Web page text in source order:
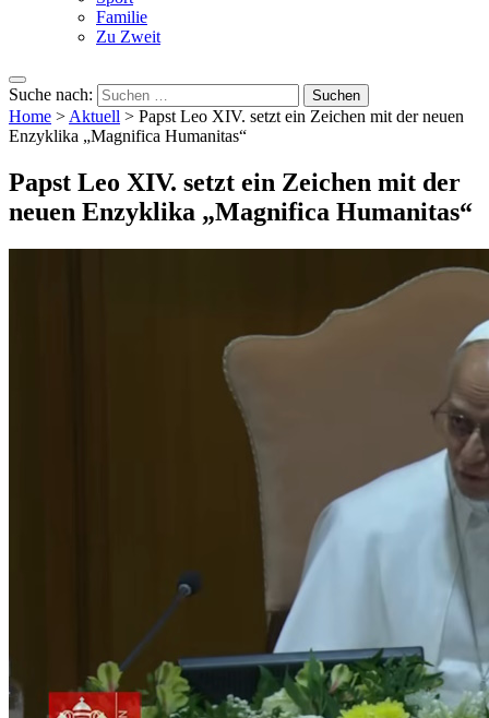
Familie
Zu Zweit
Suche nach:
Home > Aktuell > Papst Leo XIV. setzt ein Zeichen mit der neuen
Enzyklika „Magnifica Humanitas“
Papst Leo XIV. setzt ein Zeichen mit der
neuen Enzyklika „Magnifica Humanitas“